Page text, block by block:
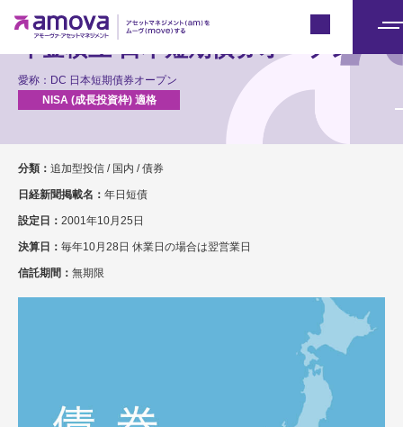
ニ
年金積立 日本短期債券オープン
愛称：DC 日本短期債券オープン
分類： 追加型投信 / 国内 / 債券
日経新聞掲載名： 年日短債
設定日： 2001年10月25日
決算日： 毎年10月28日 休業日の場合は翌営業日
信託期間： 無期限